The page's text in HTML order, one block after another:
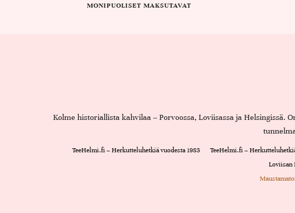
MONIPUOLISET MAKSUTAVAT
Kolme historiallista kahvilaa – Porvoossa, Loviisassa ja
TeeHelmi.fi – Herkutteluhetkiä vuodesta 1983 TeeHelmi.fi –
Loviisan